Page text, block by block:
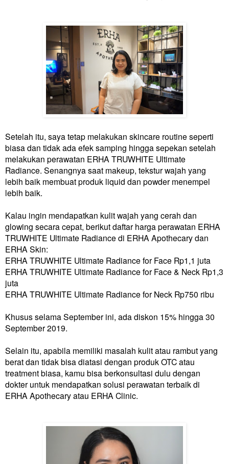
Setelah itu, saya tetap melakukan skincare routine seperti
biasa dan tidak ada efek samping hingga sepekan setelah
melakukan perawatan ERHA TRUWHITE Ultimate
Radiance. Senangnya saat makeup, tekstur wajah yang
lebih baik membuat produk liquid dan powder menempel
lebih baik.
Kalau ingin mendapatkan kulit wajah yang cerah dan
glowing secara cepat, berikut daftar harga perawatan ERHA
TRUWHITE Ultimate Radiance di ERHA Apothecary dan
ERHA Skin:
ERHA TRUWHITE Ultimate Radiance for Face Rp1,1 juta
ERHA TRUWHITE Ultimate Radiance for Face & Neck Rp1,3
juta
ERHA TRUWHITE Ultimate Radiance for Neck Rp750 ribu
Khusus selama September ini, ada diskon 15% hingga 30
September 2019.
Selain itu, apabila memiliki masalah kulit atau rambut yang
berat dan tidak bisa diatasi dengan produk OTC atau
treatment biasa, kamu bisa berkonsultasi dulu dengan
dokter untuk mendapatkan solusi perawatan terbaik di
ERHA Apothecary atau ERHA Clinic.